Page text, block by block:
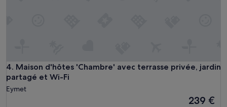
4. Maison d'hôtes 'Chambre' avec terrasse privée, jardin
partagé et Wi-Fi
Maison d'hôtes 'Chambre' avec terrasse privée, jardin
Eymet
Le
239 €